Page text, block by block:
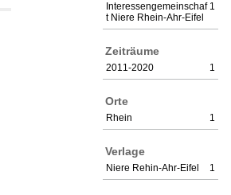
1
Interessengemeinschaf
t Niere Rhein-Ahr-Eifel
Zeiträume
1
2011-2020
Orte
1
Rhein
Verlage
1
Niere Rehin-Ahr-Eifel